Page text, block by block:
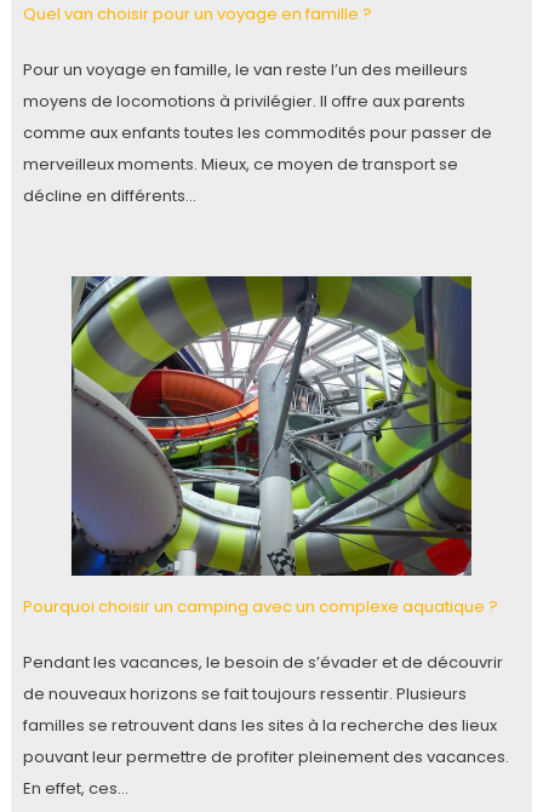
Quel van choisir pour un voyage en famille ?
Pour un voyage en famille, le van reste l’un des meilleurs
moyens de locomotions à privilégier. Il offre aux parents
comme aux enfants toutes les commodités pour passer de
merveilleux moments. Mieux, ce moyen de transport se
décline en différents…
Pourquoi choisir un camping avec un complexe aquatique ?
Pendant les vacances, le besoin de s’évader et de découvrir
de nouveaux horizons se fait toujours ressentir. Plusieurs
familles se retrouvent dans les sites à la recherche des lieux
pouvant leur permettre de profiter pleinement des vacances.
En effet, ces…